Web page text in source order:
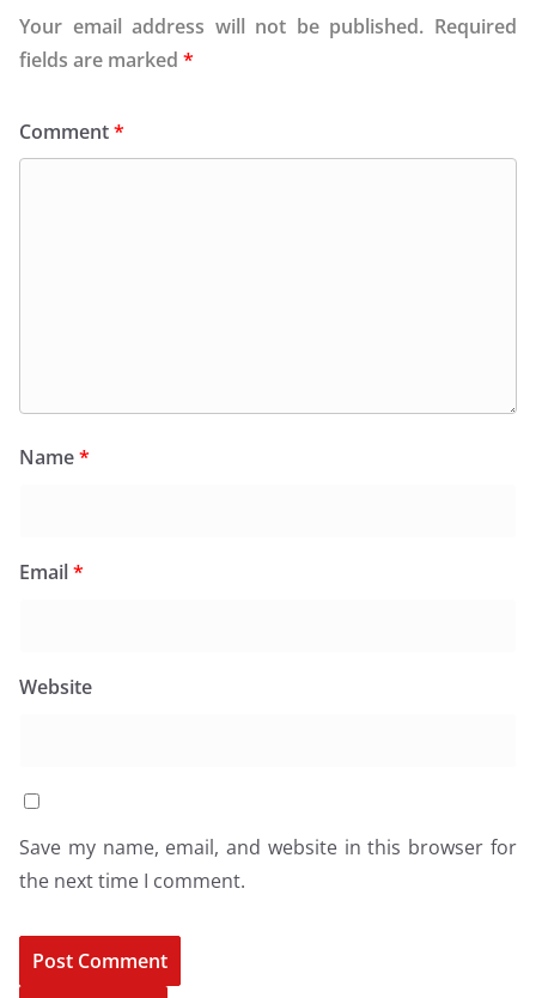
Your email address will not be published. Required
fields are marked *
Comment*
Name*
Email*
Website
Save my name, email, and website in this browser for
the next time I comment.